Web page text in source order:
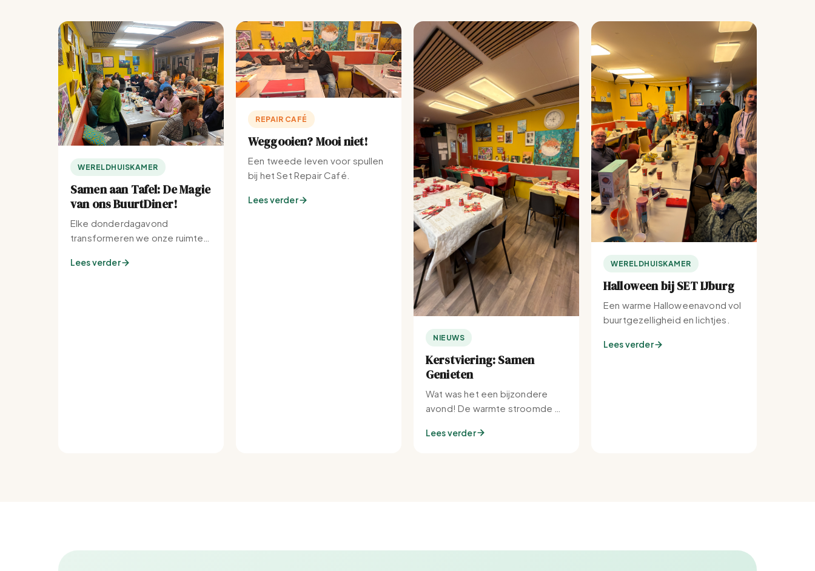
WERELDHUISKAMER
Samen aan Tafel: De Magie
van ons BuurtDiner!
Elke donderdagavond
transformeren we onze ruimte
buurt.
Lees verder
REPAIR CAFÉ
Weggooien? Mooi niet!
Een tweede leven voor spullen
bij het Set Repair Café.
Lees verder
NIEUWS
Kerstviering: Samen
Genieten
Wat was het een bijzondere
avond! De warmte stroomde bij
Lees verder
WERELDHUISKAMER
Halloween bij SET IJburg
Een warme Halloweenavond vol
buurtgezelligheid en lichtjes.
Lees verder